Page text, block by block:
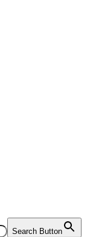
Search Button